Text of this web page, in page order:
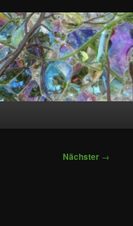
Nächster →